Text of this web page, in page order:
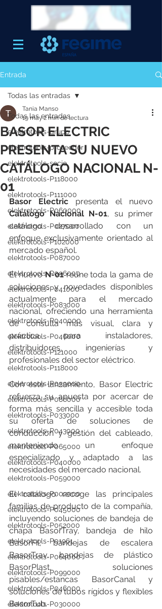
Entrada
Todas las entradas
elektrotools-grupo
elektrotools-proveedor
elektrotools-socio
elektrotools-P118000
elektrotools-P111000
elektrotools-P060000
elektrotools-P027000
elektrotools-P102000
elektrotools-P087000
elektrotools-P096000
elektrotools-P041000
elektrotools-P083000
elektrotools-P040000
elektrotools-P046000
elektrotools-P121000
elektrotools-P118000
elektrotools-P059000
elektrotools-P086000
elektrotools-P033000
elektrotools-P043000
elektrotools-P065000
elektrotools-P040000
elektrotools-P059000
elektrotools-P002000
elektrotools-P045000
elektrotools-P052000
elektrotools-P01961
elektrotools-P064000
elektrotools-P099000
elektrotools-P046000
elektrotools-P030000
Todas las entradas
BASOR ELECTRIC
PRESENTA SU NUEVO
CATÁLOGO NACIONAL N-
01
Tania Manso
19 may2 min de lectura
Basor Electric
Catálogo Nacional N-01, su primer
catálogo desarrollado con un
enfoque exclusivamente orientado al
mercado español.
El nuevo N-01 reúne toda la gama de
soluciones y novedades disponibles
actualmente para el mercado
nacional, ofreciendo una herramienta
de consulta más visual, clara y
práctica para instaladores,
distribuidores, ingenierías y
profesionales del sector eléctrico.
Con este lanzamiento, Basor Electric
refuerza su apuesta por acercar de
forma más sencilla y accesible toda
su oferta de soluciones de
conducción y gestión del cableado,
manteniendo un enfoque
especializado y adaptado a las
necesidades del mercado nacional.
El catálogo recoge las principales
familias de producto de la compañía,
incluyendo soluciones de bandeja de
chapa BasorTray, bandeja de hilo
BasorFil, bandejas de escalera
BasorTrav, bandejas de plástico
BasorPlast, soluciones
pisables/estancas BasorCanal y
soluciones de tubos rígidos y flexibles
BasorTub.